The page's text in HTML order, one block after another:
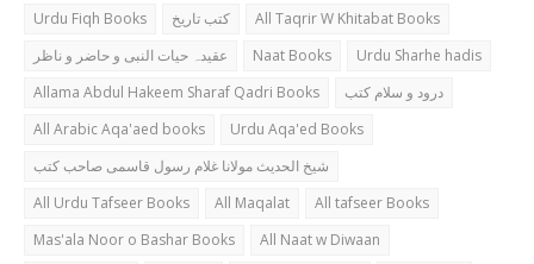
Urdu Fiqh Books
کتب تاریخ
All Taqrir W Khitabat Books
عقیدہ حیات النبی و حاضر و ناظر
Naat Books
Urdu Sharhe hadis
Allama Abdul Hakeem Sharaf Qadri Books
درود و سلام کتب
All Arabic Aqa'aed books
Urdu Aqa'ed Books
شیخ الحدیث مولانا غلام رسول قاسمی صاحب کتب
All Urdu Tafseer Books
All Maqalat
All tafseer Books
Mas'ala Noor o Bashar Books
All Naat w Diwaan